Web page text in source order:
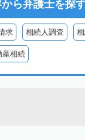
ら弁護士を探
求 相続人調査
産相続